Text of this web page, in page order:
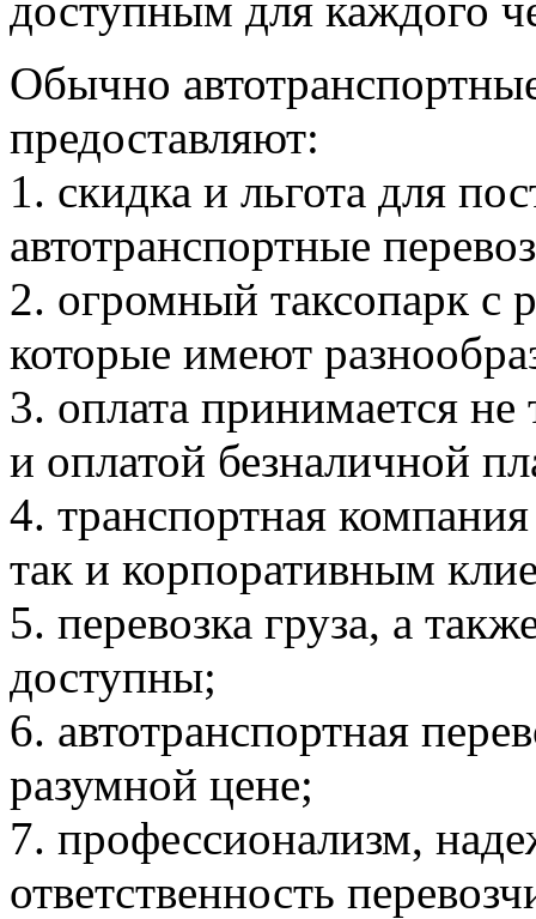
Обычно
предоставляют:
1. скидка и льгота для
автотранспортные
2. огромный таксопарк с
которые имеют
3. оплата принимается
и оплатой безналичной
4. транспортная
так и корпоративным
5. перевозка груза, а
доступны;
6. автотранспортная
разумной цене;
7. профессионализм,
ответственность